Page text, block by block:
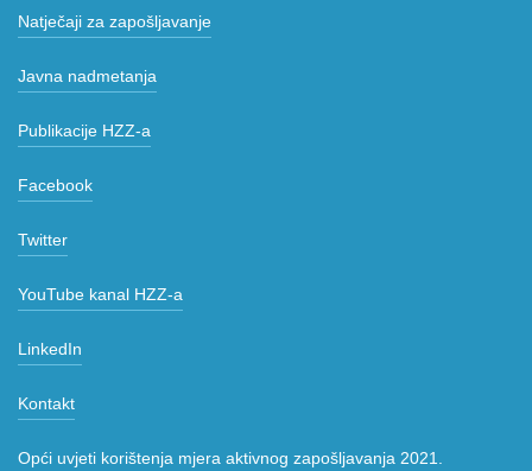
Natječaji za zapošljavanje
Javna nadmetanja
Publikacije HZZ-a
Facebook
Twitter
YouTube kanal HZZ-a
LinkedIn
Kontakt
Opći uvjeti korištenja mjera aktivnog zapošljavanja 2021.